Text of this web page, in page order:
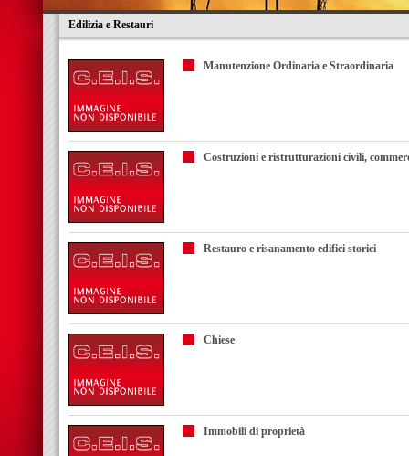
Edilizia e Restauri
Manutenzione Ordinaria e Straordinaria
Costruzioni e ristrutturazioni civili,
Restauro e risanamento edifici storici
Chiese
Immobili di proprietà